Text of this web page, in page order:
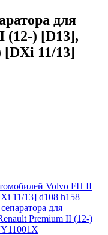
для
(12-) [D13],
11/13]
Volvo FH II
11/13] d108 h158
для
Premium II (12-)